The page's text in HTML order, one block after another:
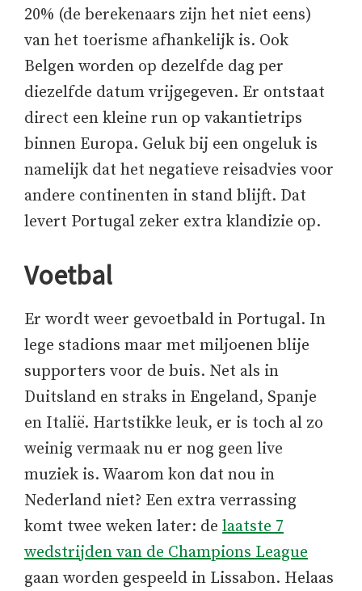
20% (de berekenaars zijn het niet eens)
van het toerisme afhankelijk is. Ook
Belgen worden op dezelfde dag per
diezelfde datum vrijgegeven. Er ontstaat
direct een kleine run op vakantietrips
binnen Europa. Geluk bij een ongeluk is
namelijk dat het negatieve reisadvies voor
andere continenten in stand blijft. Dat
levert Portugal zeker extra klandizie op.
Voetbal
Er wordt weer gevoetbald in Portugal. In
lege stadions maar met miljoenen blije
supporters voor de buis. Net als in
Duitsland en straks in Engeland, Spanje
en Italië. Hartstikke leuk, er is toch al zo
weinig vermaak nu er nog geen live
muziek is. Waarom kon dat nou in
Nederland niet? Een extra verrassing
komt twee weken later: de laatste 7
wedstrijden van de Champions League
gaan worden gespeeld in Lissabon. Helaas